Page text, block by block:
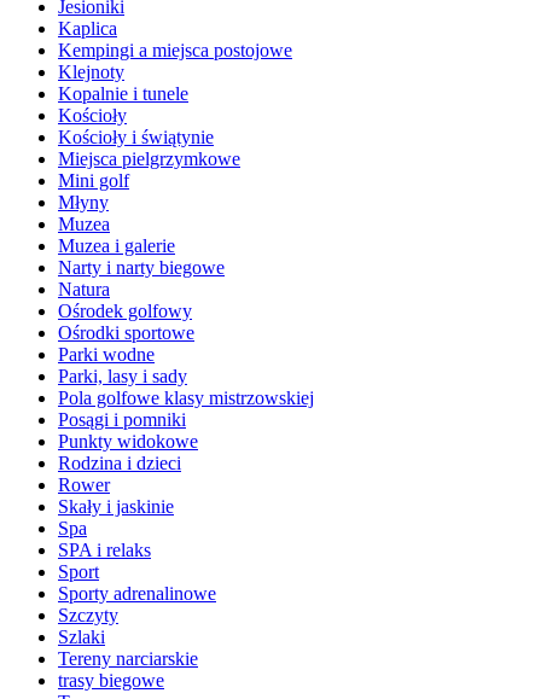
Jesioniki
Kaplica
Kempingi a miejsca postojowe
Klejnoty
Kopalnie i tunele
Kościoły
Kościoły i świątynie
Miejsca pielgrzymkowe
Mini golf
Młyny
Muzea
Muzea i galerie
Narty i narty biegowe
Natura
Ośrodek golfowy
Ośrodki sportowe
Parki wodne
Parki, lasy i sady
Pola golfowe klasy mistrzowskiej
Posągi i pomniki
Punkty widokowe
Rodzina i dzieci
Rower
Skały i jaskinie
Spa
SPA i relaks
Sport
Sporty adrenalinowe
Szczyty
Szlaki
Tereny narciarskie
trasy biegowe